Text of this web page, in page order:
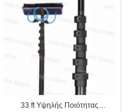
33 ft Υψηλής Ποιότητας